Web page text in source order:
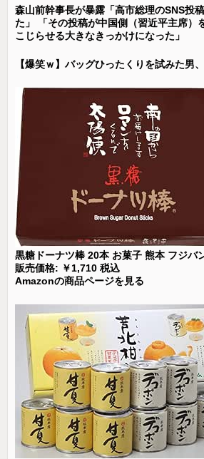
森山前幹事長が暴露「高市総理のSNS投
た」 「その投稿が中国側（習近平主席）
こじらせる大きなきっかけになった」
【爆笑ｗ】バッグひったくりを試みた男
黒糖ドーナツ棒 20本 お菓子 熊本 フジバ
販売価格: ￥1,710 税込
Amazonの商品ページを見る